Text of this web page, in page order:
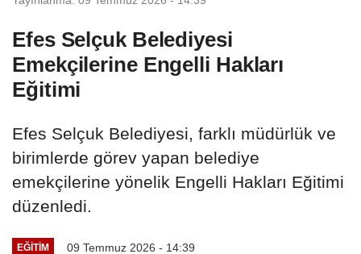
Efes Selçuk Belediyesi
Emekçilerine Engelli Hakları
Eğitimi
Efes Selçuk Belediyesi, farklı müdürlük ve
birimlerde görev yapan belediye
emekçilerine yönelik Engelli Hakları Eğitimi
düzenledi.
EĞİTİM 09 Temmuz 2026 - 14:39